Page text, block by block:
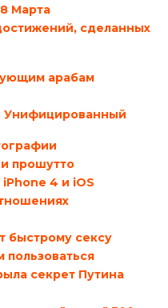
Марта
сделанных
арабам
Унифицированный
прошутто
4 и iOS
быстрому сексу
пользоваться
секрет Путина